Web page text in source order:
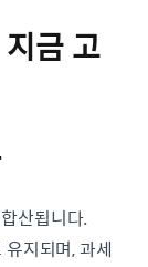
금 고
산됩니다.
지되며, 과세